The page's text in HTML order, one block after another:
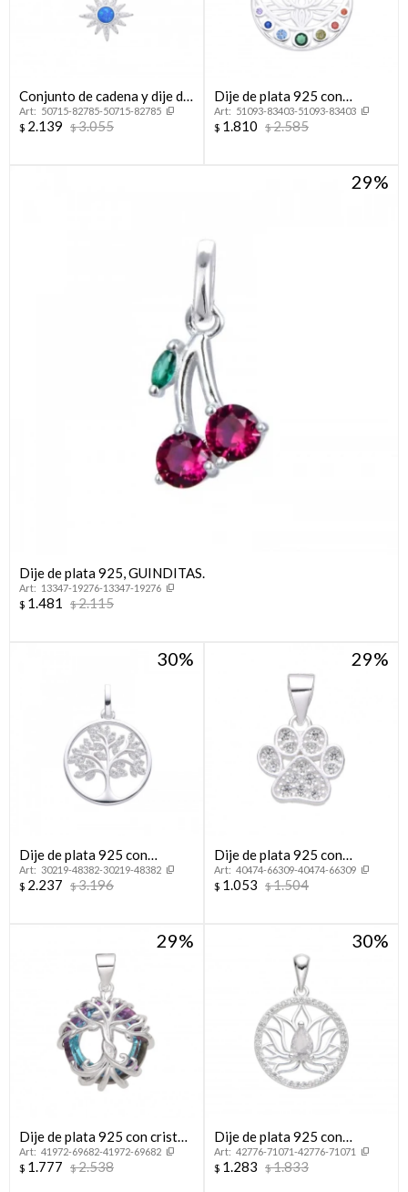
Conjunto de cadena y dije de
plata 925, SOL.
50715-82785-50715-82785
$ 2.139 $3.055
Dije de plata 925 con
circonias, FLOR DE LOTO.
51093-83403-51093-83403
$ 1.810 $2.585
29
Dije de plata 925, GUINDITAS.
13347-19276-13347-19276
$ 1.481 $2.115
30
Dije de plata 925 con
circonias, ÁRBOL DE LA
VIDA.
30219-48382-30219-48382
$ 2.237 $3.196
29
Dije de plata 925 con
circonias, HUELLITA.
40474-66309-40474-66309
$ 1.053 $1.504
29
Dije de plata 925 con cristal,
ÁRBOL DE LA VIDA.
41972-69682-41972-69682
$ 1.777 $2.538
30
Dije de plata 925 con
circonias, FLOR DE LOTO.
42776-71071-42776-71071
$ 1.283 $1.833